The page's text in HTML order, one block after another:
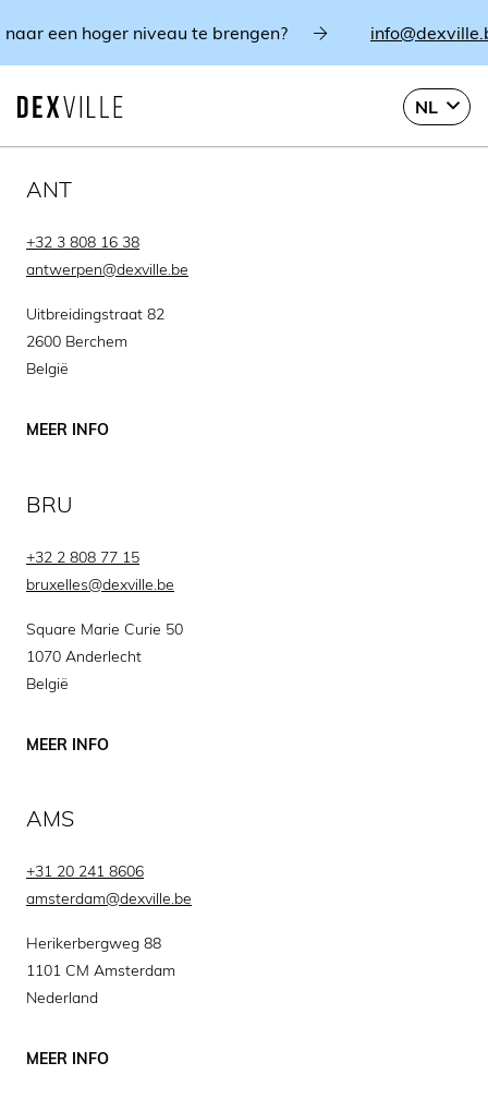
een hoger niveau te brengen?
NL
ANT
+32 3 808 16 38
antwerpen@dexville.be
Uitbreidingstraat 82
2600 Berchem
België
MEER INFO
BRU
+32 2 808 77 15
bruxelles@dexville.be
Square Marie Curie 50
1070 Anderlecht
België
MEER INFO
AMS
+31 20 241 8606
amsterdam@dexville.be
Herikerbergweg 88
1101 CM Amsterdam
Nederland
MEER INFO